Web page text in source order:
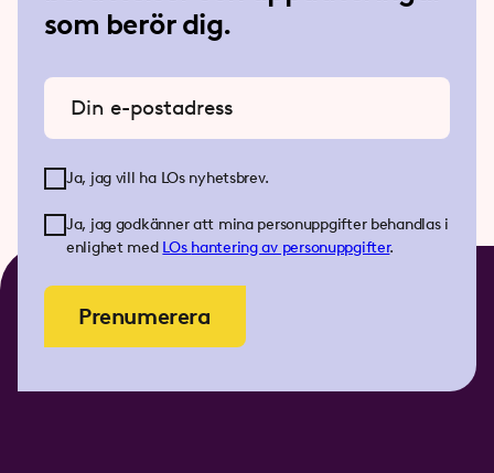
som berör dig.
Ange din e-postadress
Ja, jag vill ha LOs nyhetsbrev.
Ja, jag godkänner att mina personuppgifter behandlas i
enlighet med LOs hantering av personuppgifter.
Prenumerera